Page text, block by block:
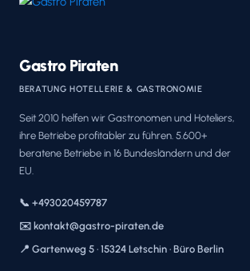
Gastro Piraten
BERATUNG HOTELLERIE & GASTRONOMIE
Seit 2010 helfen wir Gastronomen und Hoteliers,
ihre Betriebe profitabler zu führen. 5.600+
beratene Betriebe in 16 Bundesländern und der
EU.
📞 +493020459787
✉️ kontakt@gastro-piraten.de
📍 Gartenweg 5 · 15324 Letschin · Büro Berlin